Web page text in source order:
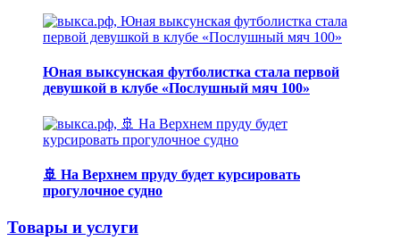
Юная выксунская футболистка стала первой
девушкой в клубе «Послушный мяч 100»
🚢 На Верхнем пруду будет курсировать
прогулочное судно
Товары и услуги